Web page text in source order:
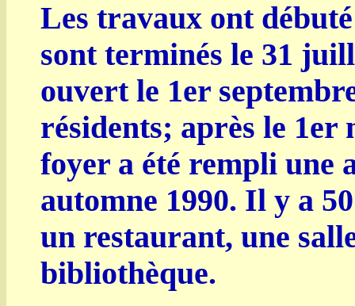
Les travaux ont
sont terminés le 31
ouvert le 1er
résidents; après le 1er
foyer a été rempli une
automne 1990. Il y a
un restaurant, une
bibliothèque.